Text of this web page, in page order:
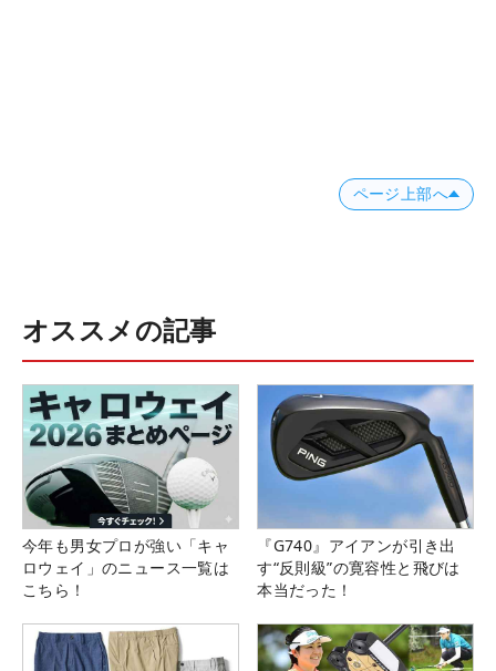
ページ上部へ
オススメの記事
今年も男女プロが強い「キャ
ロウェイ」のニュース一覧は
こちら！
『G740』アイアンが引き出
す“反則級”の寛容性と飛びは
本当だった！